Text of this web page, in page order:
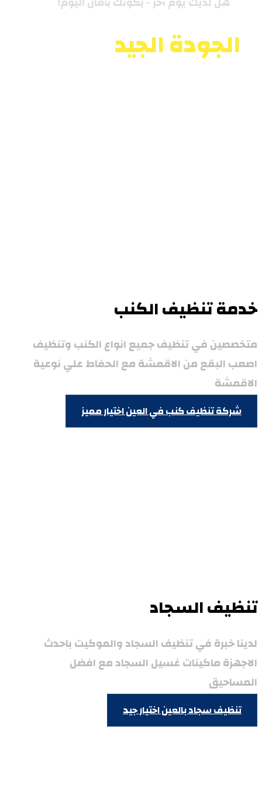
الجودة الجيد
خدمة تنظيف الكنب
متخصصين في تنظيف جميع انواع الكنب وتنظيف
اصعب البقع من الاقمشة مع الحفاط علي نوعية
الاقمشة
شركة تنظيف كنب في العيناختيار مميز
تنظيف السجاد
لدينا خبرة في تنظيف السجاد والموكيت باحدث
الاجهزة ماكينات غسيل السجاد مع افضل
المساحيق
تنظيف سجاد بالعيناختيار جيد